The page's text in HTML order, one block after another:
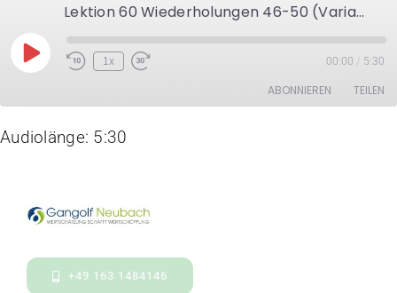
Lektion 60 Wiederholungen 46-50 (Variante 2)
Play
Episode
1x 00:00 / 5:30
ABONNIEREN TEILEN
RSS FEED
TEILEN
EMBED
Audiolänge: 5:30
+49 163 1484146